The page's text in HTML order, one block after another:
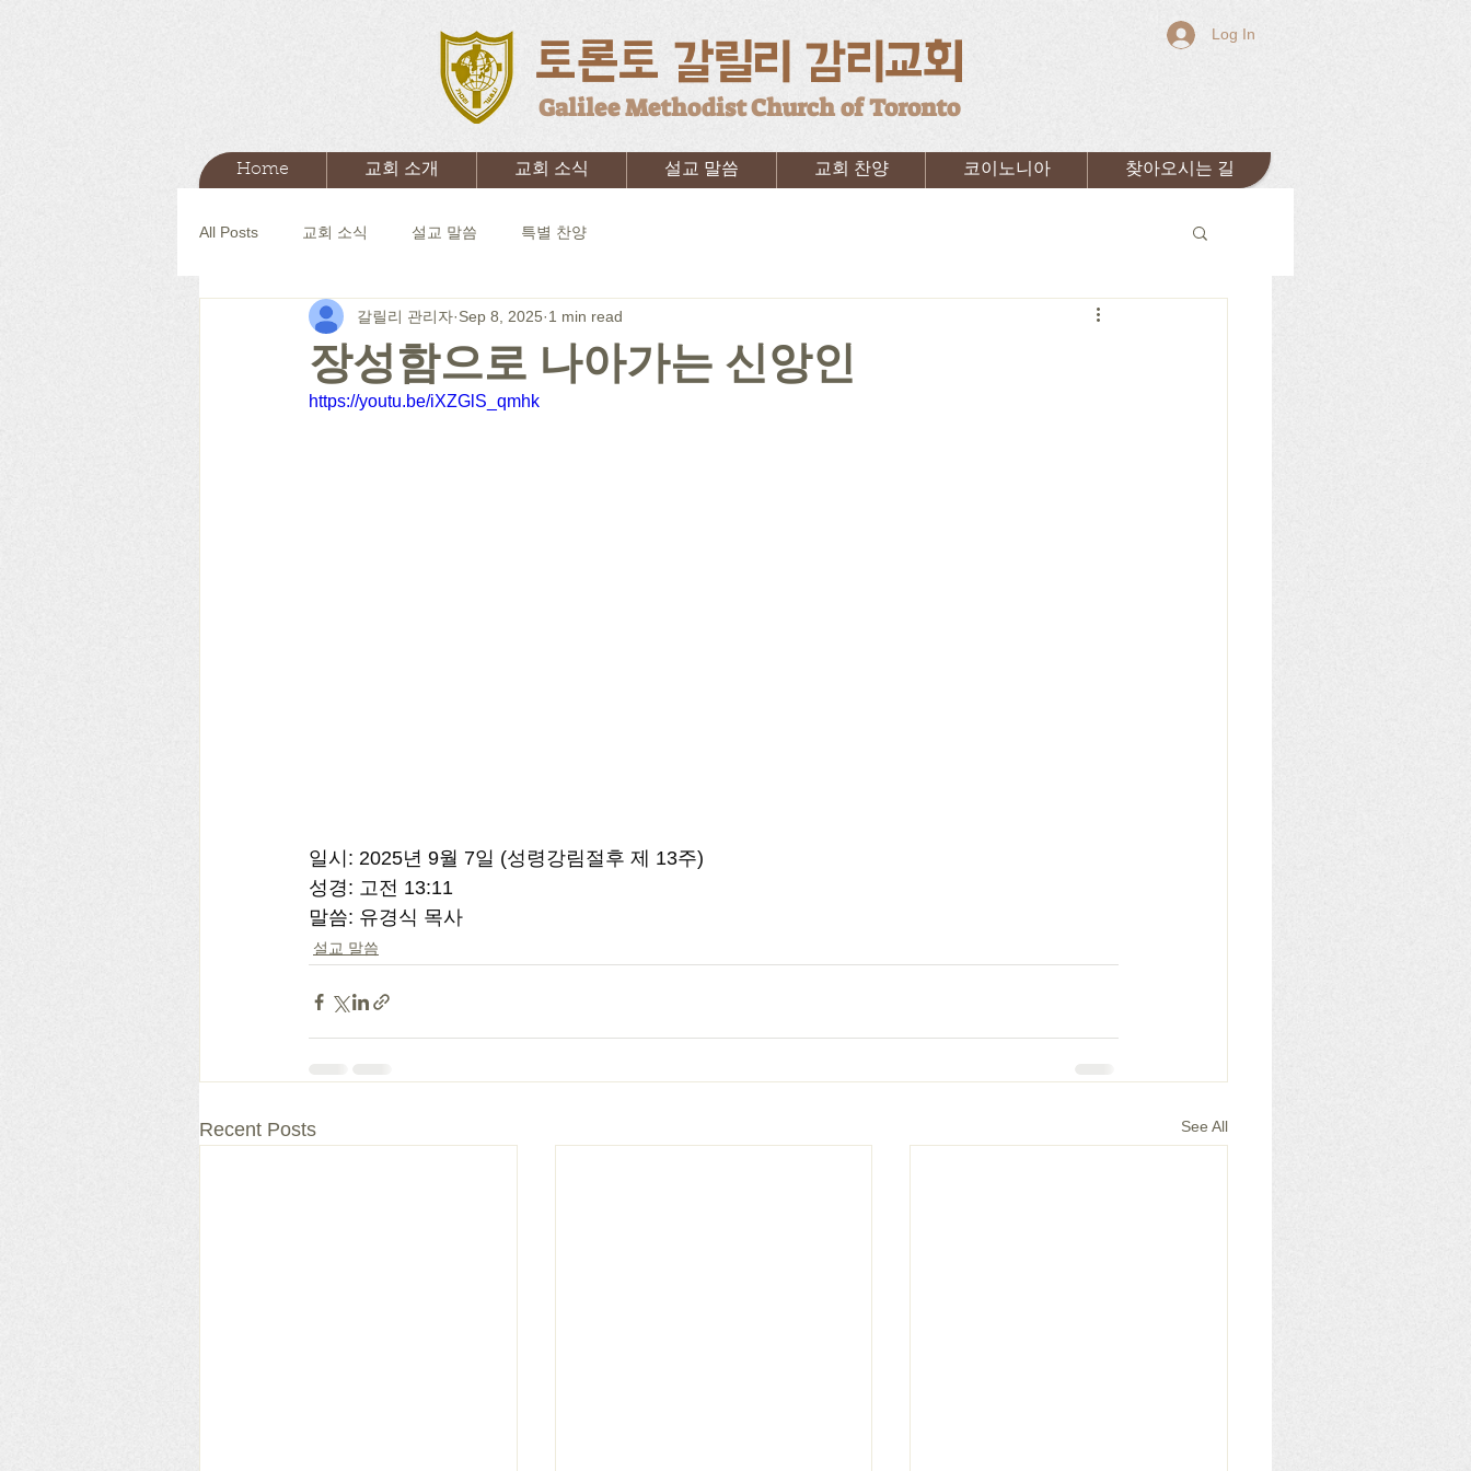
토론토 갈릴리 감리교회
Galilee Methodist Church of Toronto
Log In
Home 교회 소개 교회 소식 설교 말씀 교회 찬양 코이노니아 찾아오시는 길
All Posts 교회 소식 설교 말씀 특별 찬양
장성함으로 나아가는 신앙인
갈릴리 관리자 Sep 8, 2025 1 min read
https://youtu.be/iXZGlS_qmhk
일시: 2025년 9월 7일 (성령강림절후 제 13주)
성경: 고전 13:11
말씀: 유경식 목사
설교 말씀
Recent Posts See All